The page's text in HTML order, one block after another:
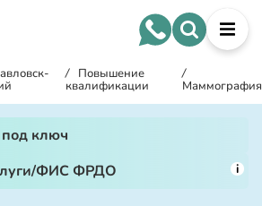
/ Повышение
квалификации
/
Маммография
ключ
ФИС ФРДО
i